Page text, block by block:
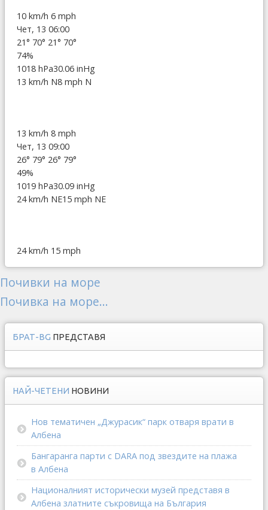
10 km/h 6 mph
Чет, 13 06:00
21° 70° 21° 70°
74%
1018 hPa30.06 inHg
13 km/h N8 mph N
13 km/h 8 mph
Чет, 13 09:00
26° 79° 26° 79°
49%
1019 hPa30.09 inHg
24 km/h NE15 mph NE
24 km/h 15 mph
Почивки на море
Почивка на море...
БРАТ-BG ПРЕДСТАВЯ
НАЙ-ЧЕТЕНИ НОВИНИ
Нов тематичен „Джурасик“ парк отваря врати в
Албена
Бангаранга парти с DARA под звездите на плажа
в Албена
Националният исторически музей представя в
Албена златните съкровища на България